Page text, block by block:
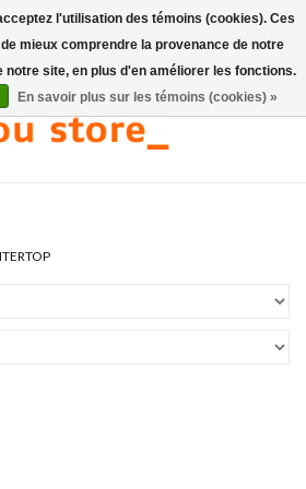
l'utilisation des témoins (cookies). Ces
mieux comprendre la provenance de notre
notre site, en plus d'en améliorer les fonctions.
En savoir plus sur les témoins (cookies) »